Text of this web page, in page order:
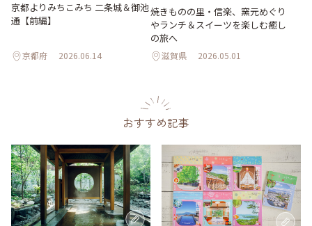
京都よりみちこみち 二条城＆御池
通【前編】
京都府 2026.06.14
焼きものの里・信楽、窯元めぐり
やランチ＆スイーツを楽しむ癒し
の旅へ
滋賀県 2026.05.01
おすすめ記事